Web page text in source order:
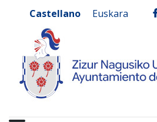
Castellano Euskara